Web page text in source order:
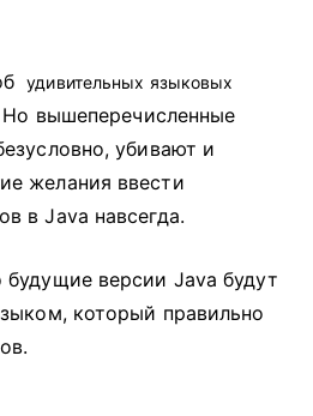
удивительных языковых
Но вышеперечисленные
убивают и
желания ввести
в Java навсегда.
будущие версии Java будут
который правильно